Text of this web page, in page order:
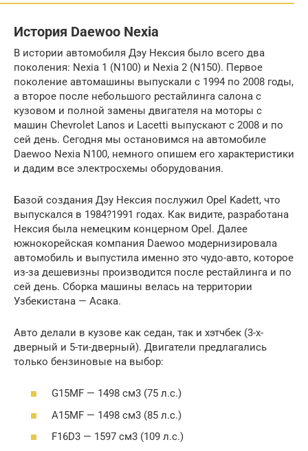
История Daewoo Nexia
В истории автомобиля Дэу Нексия было всего два
поколения: Nexia 1 (N100) и Nexia 2 (N150). Первое
поколение автомашины выпускали с 1994 по 2008 годы,
а второе после небольшого рестайлинга салона с
кузовом и полной замены двигателя на моторы с
машин Chevrolet Lanos и Lacetti выпускают с 2008 и по
сей день. Сегодня мы остановимся на автомобиле
Daewoo Nexia N100, немного опишем его характеристики
и дадим все электросхемы оборудования.
Базой создания Дэу Нексия послужил Opel Kadett, что
выпускался в 1984?1991 годах. Как видите, разработана
Нексия была немецким концерном Opel. Далее
южнокорейская компания Daewoo модернизировала
автомобиль и выпустила именно это чудо-авто, которое
из-за дешевизны производится после рестайлинга и по
сей день. Сборка машины велась на территории
Узбекистана — Асака.
Авто делали в кузове как седан, так и хэтчбек (3-х-
дверный и 5-ти-дверный). Двигатели предлагались
только бензиновые на выбор:
G15MF — 1498 см3 (75 л.с.)
A15MF — 1498 см3 (85 л.с.)
F16D3 — 1597 см3 (109 л.с.)